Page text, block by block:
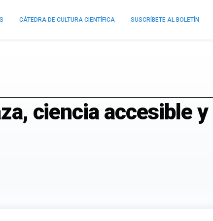
CÁTEDRA DE CULTURA CIENTÍFICA SUSCRÍBETE AL BOLETÍN
ciencia accesible